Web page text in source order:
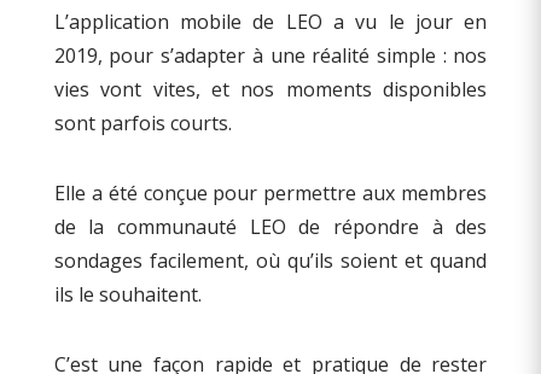
L’application mobile de LEO a vu le jour en
2019, pour s’adapter à une réalité simple : nos
vies vont vites, et nos moments disponibles
sont parfois courts.
Elle a été conçue pour permettre aux membres
de la communauté LEO de répondre à des
sondages facilement, où qu’ils soient et quand
ils le souhaitent.
C’est une façon rapide et pratique de rester